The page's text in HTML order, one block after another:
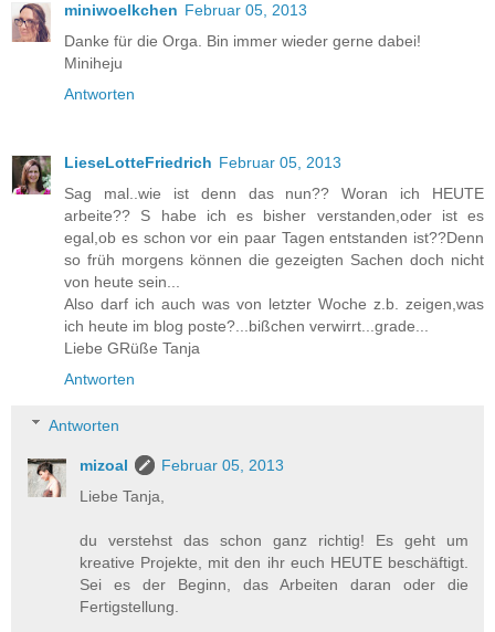
miniwoelkchen Februar 05, 2013
Danke für die Orga. Bin immer wieder gerne dabei!
Miniheju
Antworten
LieseLotteFriedrich Februar 05, 2013
Sag mal..wie ist denn das nun?? Woran ich HEUTE
arbeite?? S habe ich es bisher verstanden,oder ist es
egal,ob es schon vor ein paar Tagen entstanden ist??Denn
so früh morgens können die gezeigten Sachen doch nicht
von heute sein...
Also darf ich auch was von letzter Woche z.b. zeigen,was
ich heute im blog poste?...bißchen verwirrt...grade...
Liebe GRüße Tanja
Antworten
Antworten
mizoal
Februar 05, 2013
Liebe Tanja,
du verstehst das schon ganz richtig! Es geht um
kreative Projekte, mit den ihr euch HEUTE beschäftigt.
Sei es der Beginn, das Arbeiten daran oder die
Fertigstellung.